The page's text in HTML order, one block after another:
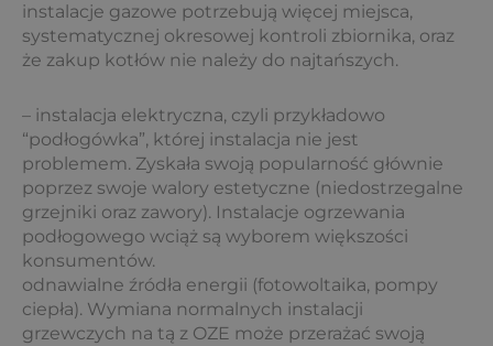
instalacje gazowe potrzebują więcej miejsca,
systematycznej okresowej kontroli zbiornika, oraz
że zakup kotłów nie należy do najtańszych.
– instalacja elektryczna, czyli przykładowo
“podłogówka”, której instalacja nie jest
problemem. Zyskała swoją popularność głównie
poprzez swoje walory estetyczne (niedostrzegalne
grzejniki oraz zawory). Instalacje ogrzewania
podłogowego wciąż są wyborem większości
konsumentów.
odnawialne źródła energii (fotowoltaika, pompy
ciepła). Wymiana normalnych instalacji
grzewczych na tą z OZE może przerażać swoją